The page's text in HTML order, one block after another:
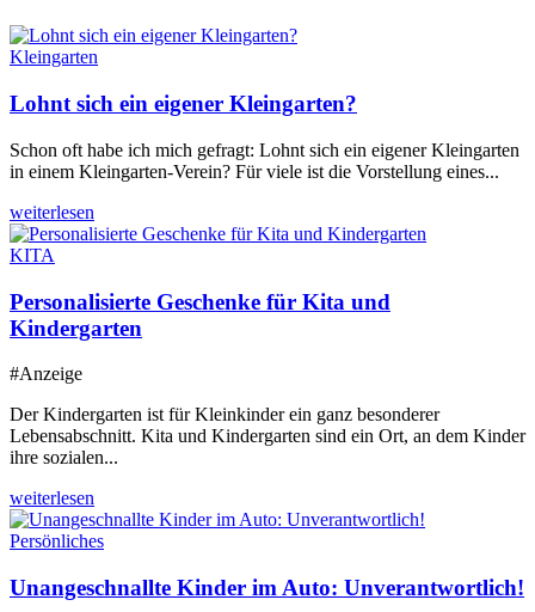
Kleingarten
Lohnt sich ein eigener Kleingarten?
Schon oft habe ich mich gefragt: Lohnt sich ein eigener Kleingarten
in einem Kleingarten-Verein? Für viele ist die Vorstellung eines...
weiterlesen
KITA
Personalisierte Geschenke für Kita und
Kindergarten
#Anzeige
Der Kindergarten ist für Kleinkinder ein ganz besonderer
Lebensabschnitt. Kita und Kindergarten sind ein Ort, an dem Kinder
ihre sozialen...
weiterlesen
Persönliches
Unangeschnallte Kinder im Auto: Unverantwortlich!